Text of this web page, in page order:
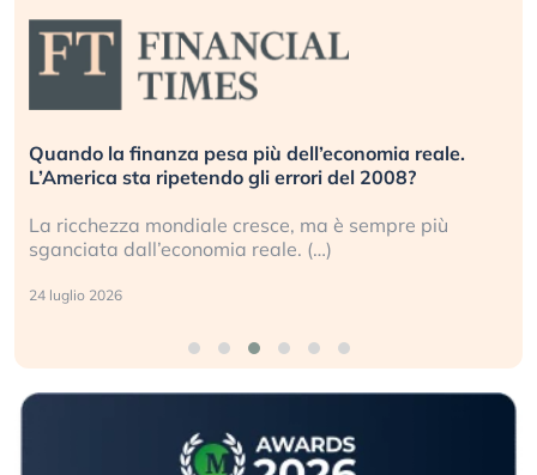
Quando la finanza pesa più dell’economia reale.
L’America sta ripetendo gli errori del 2008?
La ricchezza mondiale cresce, ma è sempre più
sganciata dall’economia reale. (…)
24 luglio 2026